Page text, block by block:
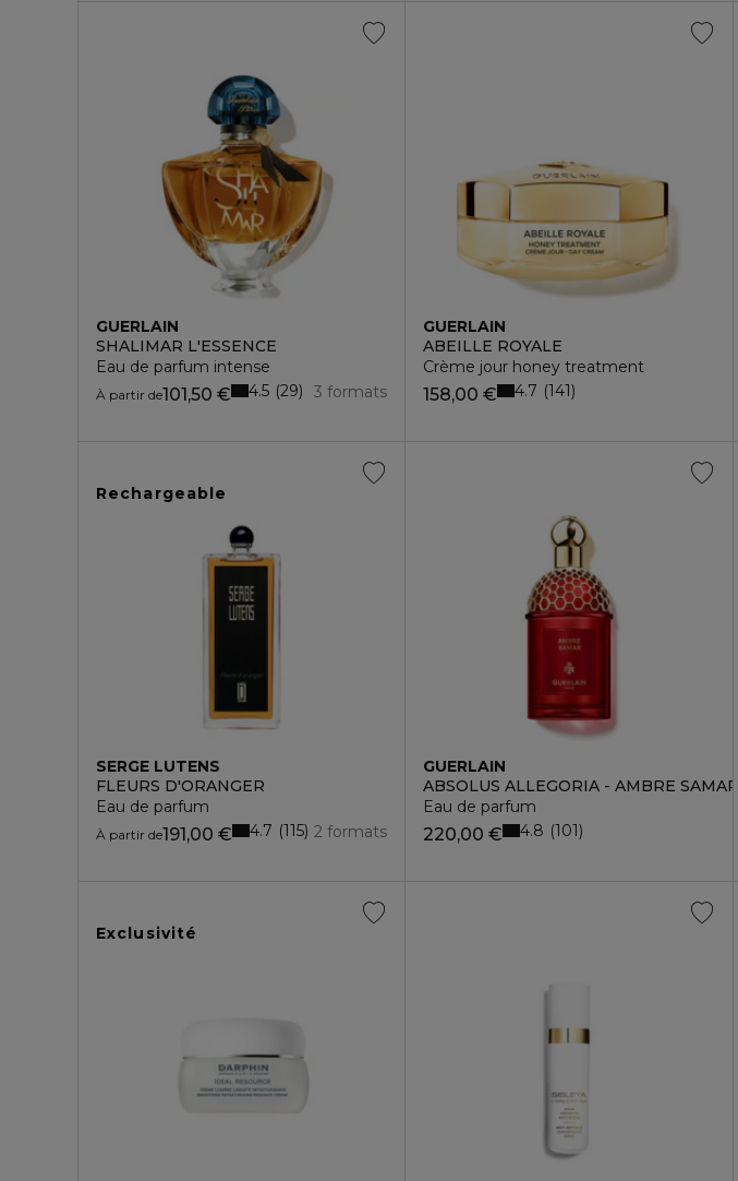
GUERLAIN
SHALIMAR L'ESSENCE
Eau de parfum intense
À partir de101,50 € 3 formats
4.5 29
GUERLAIN
ABEILLE ROYALE
Crème jour honey treatment
158,00 € 4.7 141
Rechargeable
SERGE LUTENS
FLEURS D'ORANGER
Eau de parfum
À partir de191,00 € 2 formats
4.7 115
GUERLAIN
ABSOLUS ALLEGORIA - AMBRE SAMAR
Eau de parfum
220,00 € 4.8 101
Exclusivité